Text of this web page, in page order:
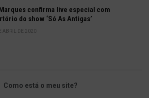
confirma live especial com
do show ‘Só As Antigas’
ABRIL DE 2020
Como está o meu site?